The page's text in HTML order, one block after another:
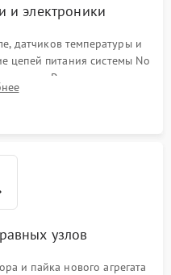
и электроники
датчиков температуры и
цепей питания системы No
Ремонт или замена
алгоритмов.
узлов
и пайка нового агрегата